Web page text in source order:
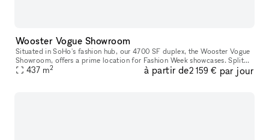
Wooster Vogue Showroom
Situated in SoHo's fashion hub, our 4700 SF duplex, the Wooster Vogue
Showroom, offers a prime location for Fashion Week showcases. Split
between the ground and lower levels, it's perfectly configure
437 m2 à partir de2 159 € par jour